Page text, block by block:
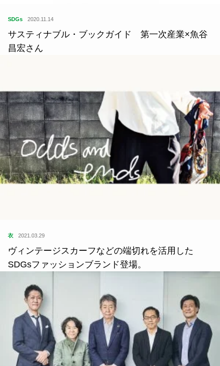
SDGs 2020.11.14
サスティナブル・ブックガイド 第一次産業×魚谷
昌宏さん
衣 2021.03.29
ヴィンテージスカーフなどの端切れを活用した
SDGsファッションブランド登場。